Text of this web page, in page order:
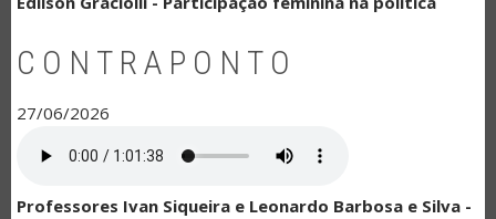
CONTRAPONTO
27/06/2026
Professores Ivan Siqueira e Leonardo Barbosa e Silva -